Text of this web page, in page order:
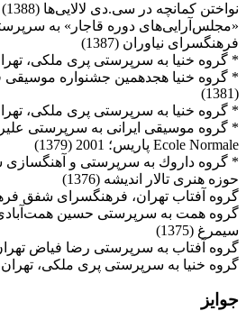
نواختن كمانچه در سی.دی لالایی‌ها (1388‌)
«مجلس‌آرایی‌های دوره‌ قاجار» به
‌فرهنگسرای نیاوران (‌‌1387‌)
‌* گروه خنیا به سرپرستی پری ملكی، تهران،
‌* گروه خنیا هجدهمین جشنواره موسیقی
(1381‌)
‌* گروه خنیا به سرپرستی پری ملكی، تهران،
Ecole Normale ‌پاریس؛ 2001 (1379‌)
‌* گروه داروك به سرپرستی و آهنگسازی
حوزه هنری ‌تالار ‌اندیشه‌ (1376‌)
‌گروه آفتاب تهران، فرهنگسرای شفق
‌گروه همت به سرپرستی حسین همت‌آبادی
سیمرغ (1375‌)
‌گروه آفتاب به سرپرستی رضا فیاض تهران،
گروه خنیا به سرپرستی پری ملكی، تهران،
جوایز